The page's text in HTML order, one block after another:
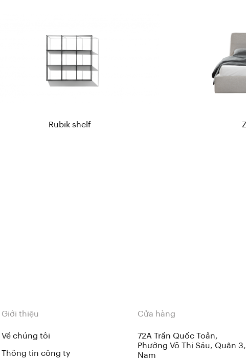
Rubik shelf
Giới thiệu
Về chúng tôi
Thông tin công ty
Cửa hàng
72A Trần Quốc Toản,
Phường Võ Thị Sáu, Quận
Nam